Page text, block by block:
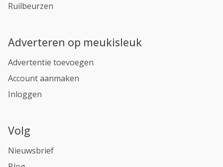
Ruilbeurzen
Adverteren op meukisleuk
Advertentie toevoegen
Account aanmaken
Inloggen
Volg
Nieuwsbrief